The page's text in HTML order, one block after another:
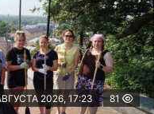
2026, 17:23 81